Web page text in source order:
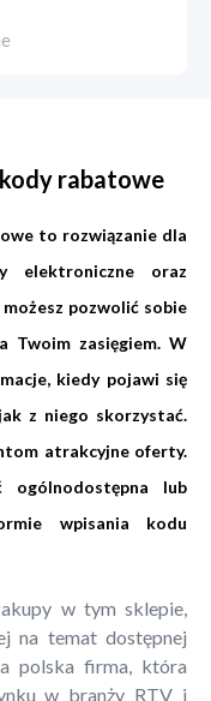
rabatowe
to rozwiązanie dla
elektroniczne oraz
pozwolić sobie
Twoim zasięgiem. W
kiedy pojawi się
z niego skorzystać.
atrakcyjne oferty.
lub
wpisania kodu
w tym sklepie,
na temat dostępnej
polska firma, która
w branży RTV i